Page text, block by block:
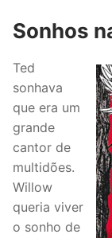
Sonhos
Ted
sonhava
que era um
grande
cantor de
multidões.
Willow
queria viver
o sonho de